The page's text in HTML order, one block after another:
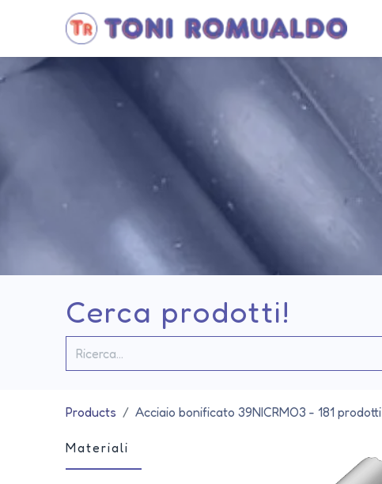
Cerca prodotti!
Products Acciaio bonificato 39NICRMO3 - 181 prodotti
Materiali